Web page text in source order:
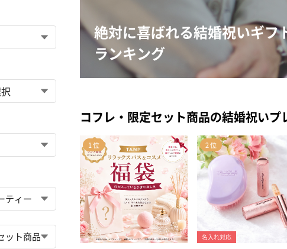
絶対に喜ばれる結婚祝いギフ
ランキング
コフレ・限定セット商品の結婚祝い